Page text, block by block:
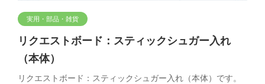
実用・部品・雑貨
リクエストボード：スティックシュガー入れ
（本体）
リクエストボード：スティックシュガー入れ（本体）です。